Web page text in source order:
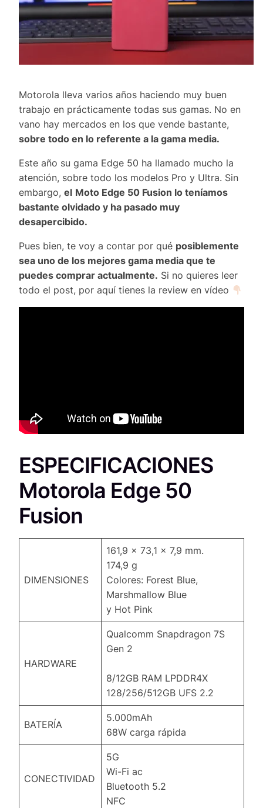
Motorola lleva varios años haciendo muy buen
trabajo en prácticamente todas sus gamas. No en
vano hay mercados en los que vende bastante,
sobre todo en lo referente a la gama media.
Este año su gama Edge 50 ha llamado mucho la
atención, sobre todo los modelos Pro y Ultra. Sin
embargo, el Moto Edge 50 Fusion lo teníamos
bastante olvidado y ha pasado muy
desapercibido.
Pues bien, te voy a contar por qué posiblemente
sea uno de los mejores gama media que te
puedes comprar actualmente. Si no quieres leer
todo el post, por aquí tienes la review en vídeo
ESPECIFICACIONES
Motorola Edge 50
Fusion
DIMENSIONES
161,9 x 73,1 x 7,9 mm.
174,9 g
Colores: Forest Blue,
Marshmallow Blue
y Hot Pink
HARDWARE
Qualcomm Snapdragon 7S
Gen 2
8/12GB RAM LPDDR4X
128/256/512GB UFS 2.2
BATERÍA
5.000mAh
68W carga rápida
CONECTIVIDAD
5G
Wi-Fi ac
Bluetooth 5.2
NFC